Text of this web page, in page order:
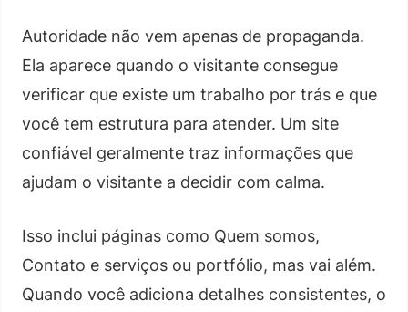
Autoridade não vem apenas de propaganda.
Ela aparece quando o visitante consegue
verificar que existe um trabalho por trás e que
você tem estrutura para atender. Um site
confiável geralmente traz informações que
ajudam o visitante a decidir com calma.
Isso inclui páginas como Quem somos,
Contato e serviços ou portfólio, mas vai além.
Quando você adiciona detalhes consistentes, o